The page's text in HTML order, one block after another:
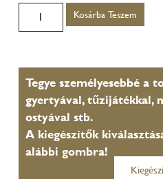
Kosárba Teszem
Tegye személyesebbé a
gyertyával,
ostyával stb.
A kiegészítők
alábbi gombra!